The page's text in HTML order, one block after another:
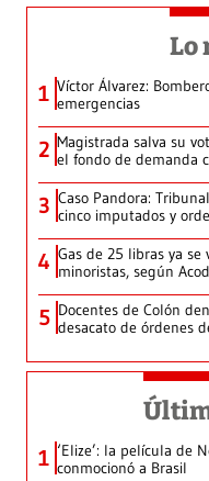
Lo
1 Víctor Álvarez:
emergencias
2 Magistrada salva su
el fondo de demanda
3 Caso Pandora:
cinco imputados y
4 Gas de 25 libras ya
minoristas, según
5 Docentes de Colón
desacato de órdenes
1 ‘Elize’: la película de
conmocionó a Brasil